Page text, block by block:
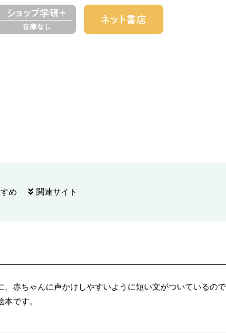
め 関連サイト
赤ちゃんに声かけしやすいように短い文がついているの
です。